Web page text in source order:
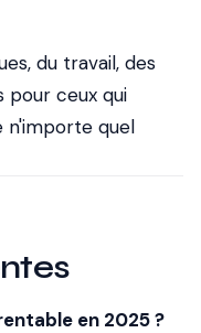
du travail, des
pour ceux qui
n'importe quel
en 2025 ?